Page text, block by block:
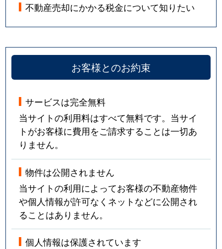
不動産売却にかかる税金について知りたい
お客様とのお約束
サービスは完全無料
当サイトの利用料はすべて無料です。当サイ
トがお客様に費用をご請求することは一切あ
りません。
物件は公開されません
当サイトの利用によってお客様の不動産物件
や個人情報が許可なくネットなどに公開され
ることはありません。
個人情報は保護されています